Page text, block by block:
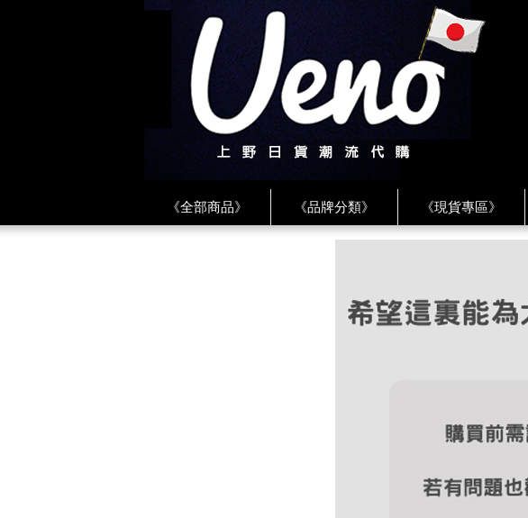
《全部商品》 《品牌分類》 《現貨專區》
《CDG》 《FREAK'S STORE》